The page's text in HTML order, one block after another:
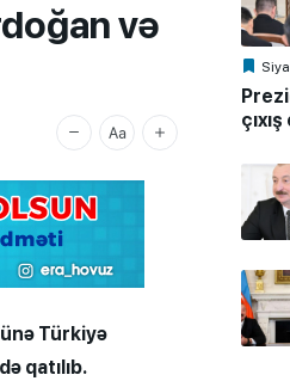
və
Türkiyə
qatılıb.